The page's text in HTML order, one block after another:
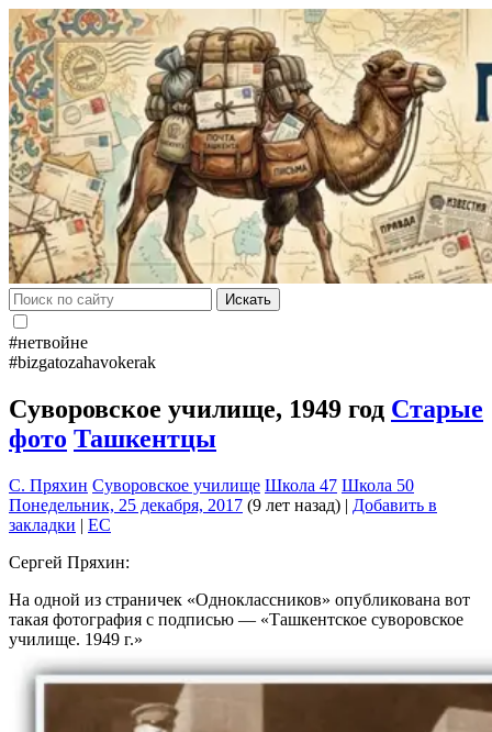
Искать
#нетвойне
#bizgatozahavokerak
Cуворовское училище, 1949 год Старые
фото Ташкентцы
С. Пряхин Суворовское училище Школа 47 Школа 50
Понедельник, 25 декабря, 2017 (9 лет назад) | Добавить в
закладки | EC
Сергей Пряхин:
На одной из страничек «Одноклассников» опубликована вот
такая фотография с подписью — «Ташкентское суворовское
училище. 1949 г.»